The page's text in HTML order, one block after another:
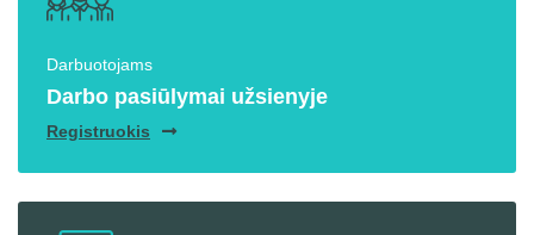
Darbuotojams
Darbo pasiūlymai užsienyje
Registruokis